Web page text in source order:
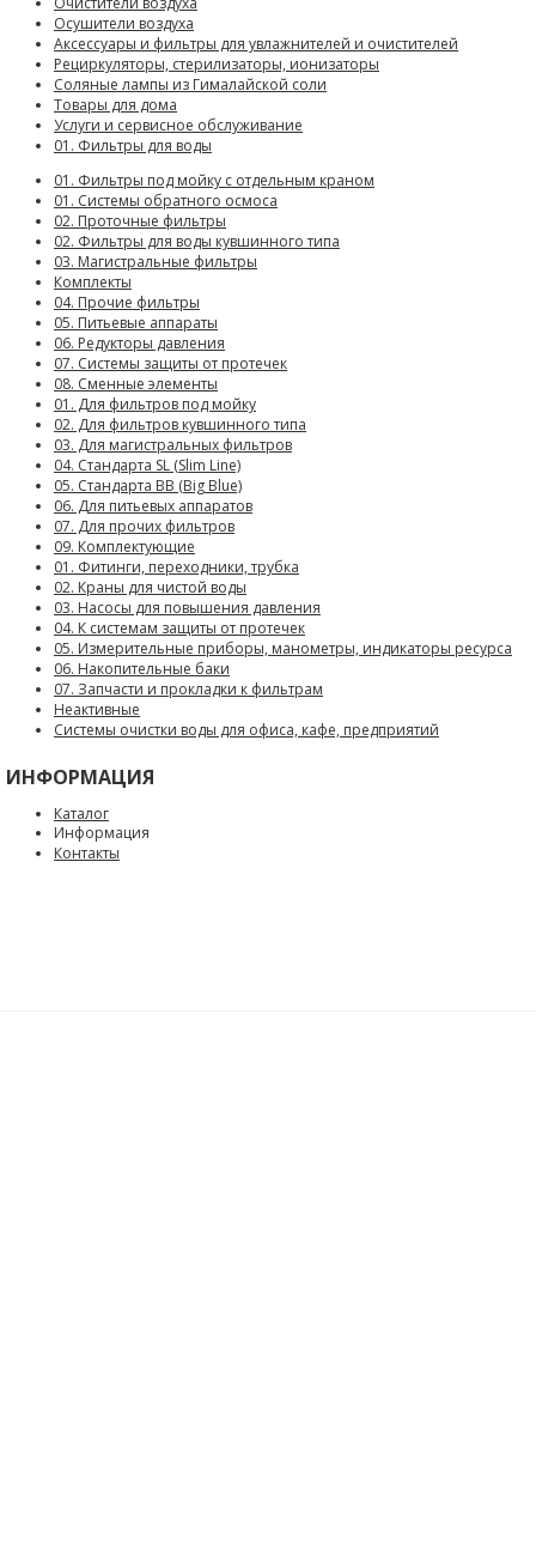
Осушители воздуха
Аксессуары и фильтры для увлажнителей и очистителей
Рециркуляторы, стерилизаторы, ионизаторы
Соляные лампы из Гималайской соли
Товары для дома
Услуги и сервисное обслуживание
01. Фильтры для воды
01. Фильтры под мойку с отдельным краном
01. Системы обратного осмоса
02. Проточные фильтры
02. Фильтры для воды кувшинного типа
03. Магистральные фильтры
Комплекты
04. Прочие фильтры
05. Питьевые аппараты
06. Редукторы давления
07. Системы защиты от протечек
08. Сменные элементы
01. Для фильтров под мойку
02. Для фильтров кувшинного типа
03. Для магистральных фильтров
04. Стандарта SL (Slim Line)
05. Стандарта BB (Big Blue)
06. Для питьевых аппаратов
07. Для прочих фильтров
09. Комплектующие
01. Фитинги, переходники, трубка
02. Краны для чистой воды
03. Насосы для повышения давления
04. К системам защиты от протечек
05. Измерительные приборы, манометры, индикаторы ресурса
06. Накопительные баки
07. Запчасти и прокладки к фильтрам
Неактивные
Системы очистки воды для офиса, кафе, предприятий
ИНФОРМАЦИЯ
Каталог
Информация
Контакты